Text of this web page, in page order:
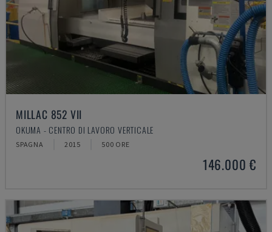
MILLAC 852 VII
OKUMA - CENTRO DI LAVORO VERTICALE
SPAGNA 2015 500 ORE
146.000 €